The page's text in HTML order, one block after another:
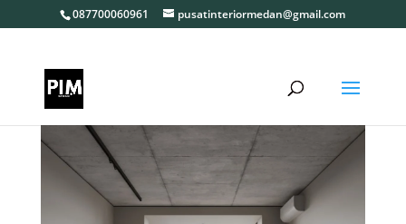
087700060961 pusatinteriormedan@gmail.com